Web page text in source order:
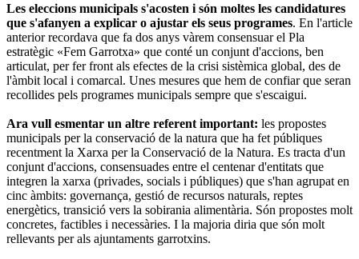
Les eleccions municipals s'acosten i són moltes les candidatures
que s'afanyen a explicar o ajustar els seus programes. En l'article
anterior recordava que fa dos anys vàrem consensuar el Pla
estratègic «Fem Garrotxa» que conté un conjunt d'accions, ben
articulat, per fer front als efectes de la crisi sistèmica global, des de
l'àmbit local i comarcal. Unes mesures que hem de confiar que seran
recollides pels programes municipals sempre que s'escaigui.
Ara vull esmentar un altre referent important: les propostes
municipals per la conservació de la natura que ha fet públiques
recentment la Xarxa per la Conservació de la Natura. Es tracta d'un
conjunt d'accions, consensuades entre el centenar d'entitats que
integren la xarxa (privades, socials i públiques) que s'han agrupat en
cinc àmbits: governança, gestió de recursos naturals, reptes
energètics, transició vers la sobirania alimentària. Són propostes molt
concretes, factibles i necessàries. I la majoria diria que són molt
rellevants per als ajuntaments garrotxins.